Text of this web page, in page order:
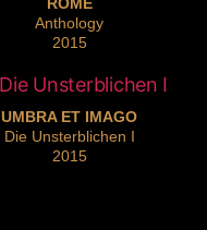
Anthology
2015
UMBRA ET IMAGO
Die Unsterblichen I
2015